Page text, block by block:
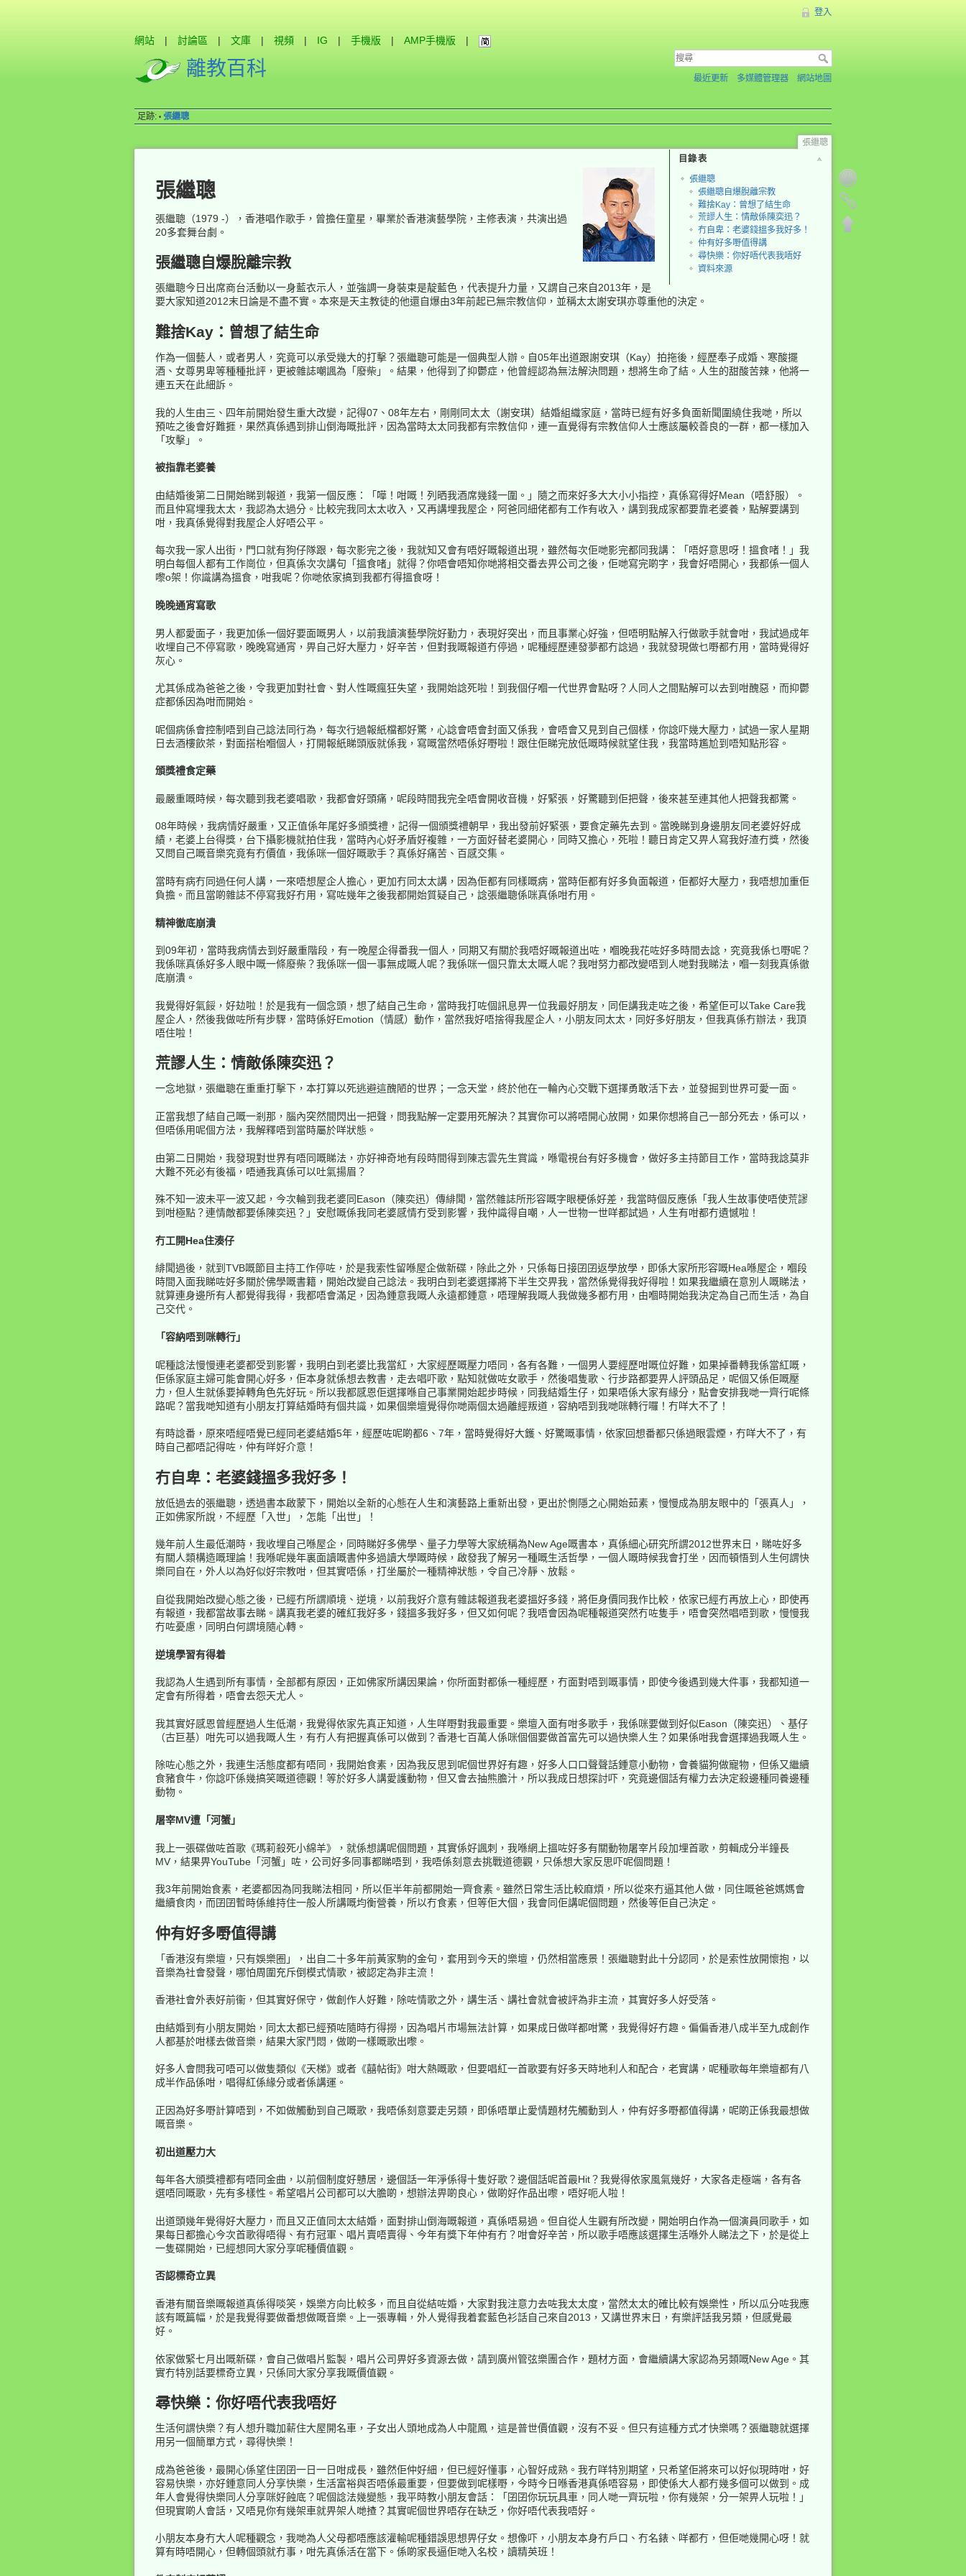
網站 | 討論區 | 文庫 | 視頻 | IG | 手機版 | AMP手機版 |
離教百科
登入
最近更新 多媒體管理器 網站地圖
足跡: • 張繼聰
張繼聰
目錄表
張繼聰
張繼聰自爆脫離宗教
難捨Kay：曾想了結生命
荒謬人生：情敵係陳奕迅？
冇自卑：老婆錢搵多我好多！
仲有好多嘢值得講
尋快樂：你好唔代表我唔好
資料來源
張繼聰
張繼聰（1979 -），香港唱作歌手，曾擔任童星，畢業於香港演藝學院，主修表演，共演出過
20多套舞台劇。
張繼聰自爆脫離宗教
張繼聰今日出席商台活動以一身藍衣示人，並強調一身裝束是靛藍色，代表提升力量，又謂自己來自2013年，是
要大家知道2012末日論是不盡不實。本來是天主教徒的他還自爆由3年前起已無宗教信仰，並稱太太謝安琪亦尊重他的決定。
難捨Kay：曾想了結生命
作為一個藝人，或者男人，究竟可以承受幾大的打擊？張繼聰可能是一個典型人辦。自05年出道跟謝安琪（Kay）拍拖後，經歷奉子成婚、寒酸擺
酒、女尊男卑等種種批評，更被雜誌嘲諷為「廢柴」。結果，他得到了抑鬱症，他曾經認為無法解決問題，想將生命了結。人生的甜酸苦辣，他將一
連五天在此細訴。
我的人生由三、四年前開始發生重大改變，記得07、08年左右，剛剛同太太（謝安琪）結婚組織家庭，當時已經有好多負面新聞圍繞住我哋，所以
預咗之後會好難捱，果然真係遇到排山倒海嘅批評，因為當時太太同我都有宗教信仰，連一直覺得有宗教信仰人士應該屬較善良的一群，都一樣加入
「攻擊」。
被指靠老婆養
由結婚後第二日開始睇到報道，我第一個反應：「嘩！咁嘅！列晒我酒席幾錢一圍。」隨之而來好多大大小小指控，真係寫得好Mean（唔舒服）。
而且仲寫埋我太太，我認為太過分。比較完我同太太收入，又再講埋我屋企，阿爸同細佬都有工作有收入，講到我成家都要靠老婆養，點解要講到
咁，我真係覺得對我屋企人好唔公平。
每次我一家人出街，門口就有狗仔隊跟，每次影完之後，我就知又會有唔好嘅報道出現，雖然每次佢哋影完都同我講：「唔好意思呀！搵食啫！」我
明白每個人都有工作崗位，但真係次次講句「搵食啫」就得？你唔會唔知你哋將相交番去畀公司之後，佢哋寫完啲字，我會好唔開心，我都係一個人
嚟o架！你識講為搵食，咁我呢？你哋依家搞到我都冇得搵食呀！
晚晚通宵寫歌
男人都愛面子，我更加係一個好要面嘅男人，以前我讀演藝學院好勤力，表現好突出，而且事業心好強，但唔明點解入行做歌手就會咁，我試過成年
收埋自己不停寫歌，晚晚寫通宵，畀自己好大壓力，好辛苦，但對我嘅報道冇停過，呢種經歷連發夢都冇諗過，我就發現做乜嘢都冇用，當時覺得好
灰心。
尤其係成為爸爸之後，令我更加對社會、對人性嘅瘋狂失望，我開始諗死啦！到我個仔嗰一代世界會點呀？人同人之間點解可以去到咁醜惡，而抑鬱
症都係因為咁而開始。
呢個病係會控制唔到自己諗法同行為，每次行過報紙檔都好驚，心諗會唔會封面又係我，會唔會又見到自己個樣，你諗吓幾大壓力，試過一家人星期
日去酒樓飲茶，對面搭枱嗰個人，打開報紙睇頭版就係我，寫嘅當然唔係好嘢啦！跟住佢睇完放低嘅時候就望住我，我當時尷尬到唔知點形容。
頒獎禮食定藥
最嚴重嘅時候，每次聽到我老婆唱歌，我都會好頭痛，呢段時間我完全唔會開收音機，好緊張，好驚聽到佢把聲，後來甚至連其他人把聲我都驚。
08年時候，我病情好嚴重，又正值係年尾好多頒獎禮，記得一個頒獎禮朝早，我出發前好緊張，要食定藥先去到。當晚睇到身邊朋友同老婆好好成
績，老婆上台得獎，台下攝影機就拍住我，當時內心好矛盾好複雜，一方面好替老婆開心，同時又擔心，死啦！聽日肯定又畀人寫我好渣冇獎，然後
又問自己嘅音樂究竟有冇價值，我係咪一個好嘅歌手？真係好痛苦、百感交集。
當時有病冇同過任何人講，一來唔想屋企人擔心，更加冇同太太講，因為佢都有同樣嘅病，當時佢都有好多負面報道，佢都好大壓力，我唔想加重佢
負擔。而且當啲雜誌不停寫我好冇用，寫咗幾年之後我都開始質疑自己，諗張繼聰係咪真係咁冇用。
精神徹底崩潰
到09年初，當時我病情去到好嚴重階段，有一晚屋企得番我一個人，同期又有關於我唔好嘅報道出咗，嗰晚我花咗好多時間去諗，究竟我係乜嘢呢？
我係咪真係好多人眼中嘅一條廢柴？我係咪一個一事無成嘅人呢？我係咪一個只靠太太嘅人呢？我咁努力都改變唔到人哋對我睇法，嗰一刻我真係徹
底崩潰。
我覺得好氣餒，好攰啦！於是我有一個念頭，想了結自己生命，當時我打咗個訊息畀一位我最好朋友，同佢講我走咗之後，希望佢可以Take Care我
屋企人，然後我做咗所有步驟，當時係好Emotion（情感）動作，當然我好唔捨得我屋企人，小朋友同太太，同好多好朋友，但我真係冇辦法，我頂
唔住啦！
荒謬人生：情敵係陳奕迅？
一念地獄，張繼聰在重重打擊下，本打算以死逃避這醜陋的世界；一念天堂，終於他在一輪內心交戰下選擇勇敢活下去，並發掘到世界可愛一面。
正當我想了結自己嘅一剎那，腦內突然間閃出一把聲，問我點解一定要用死解決？其實你可以將唔開心放開，如果你想將自己一部分死去，係可以，
但唔係用呢個方法，我解釋唔到當時屬於咩狀態。
由第二日開始，我發現對世界有唔同嘅睇法，亦好神奇地有段時間得到陳志雲先生賞識，喺電視台有好多機會，做好多主持節目工作，當時我諗莫非
大難不死必有後福，唔通我真係可以吐氣揚眉？
殊不知一波未平一波又起，今次輪到我老婆同Eason（陳奕迅）傳緋聞，當然雜誌所形容嘅字眼梗係好差，我當時個反應係「我人生故事使唔使荒謬
到咁極點？連情敵都要係陳奕迅？」安慰嘅係我同老婆感情冇受到影響，我仲識得自嘲，人一世物一世咩都試過，人生有咁都冇遺憾啦！
冇工開Hea住湊仔
緋聞過後，就到TVB嘅節目主持工作停咗，於是我索性留喺屋企做新碟，除此之外，只係每日接囝囝返學放學，即係大家所形容嘅Hea喺屋企，嗰段
時間入面我睇咗好多關於佛學嘅書籍，開始改變自己諗法。我明白到老婆選擇將下半生交畀我，當然係覺得我好得啦！如果我繼續在意別人嘅睇法，
就算連身邊所有人都覺得我得，我都唔會滿足，因為鍾意我嘅人永遠都鍾意，唔理解我嘅人我做幾多都冇用，由嗰時開始我決定為自己而生活，為自
己交代。
「容納唔到咪轉行」
呢種諗法慢慢連老婆都受到影響，我明白到老婆比我當紅，大家經歷嘅壓力唔同，各有各難，一個男人要經歷咁嘅位好難，如果掉番轉我係當紅嘅，
佢係家庭主婦可能會開心好多，佢本身就係想去教書，走去唱吓歌，點知就做咗女歌手，然後唱隻歌、行步路都要畀人評頭品足，呢個又係佢嘅壓
力，但人生就係要掉轉角色先好玩。所以我都感恩佢選擇喺自己事業開始起步時候，同我結婚生仔，如果唔係大家有緣分，點會安排我哋一齊行呢條
路呢？當我哋知道有小朋友打算結婚時有個共識，如果個樂壇覺得你哋兩個太過離經叛道，容納唔到我哋咪轉行囉！冇咩大不了！
有時諗番，原來唔經唔覺已經同老婆結婚5年，經歷咗呢啲都6、7年，當時覺得好大鑊、好驚嘅事情，依家回想番都只係過眼雲煙，冇咩大不了，有
時自己都唔記得咗，仲有咩好介意！
冇自卑：老婆錢搵多我好多！
放低過去的張繼聰，透過書本啟蒙下，開始以全新的心態在人生和演藝路上重新出發，更出於惻隱之心開始茹素，慢慢成為朋友眼中的「張真人」，
正如佛家所說，不經歷「入世」，怎能「出世」！
幾年前人生最低潮時，我收埋自己喺屋企，同時睇好多佛學、量子力學等大家統稱為New Age嘅書本，真係細心研究所謂2012世界末日，睇咗好多
有關人類構造嘅理論！我喺呢幾年裏面讀嘅書仲多過讀大學嘅時候，啟發我了解另一種嘅生活哲學，一個人嘅時候我會打坐，因而頓悟到人生何謂快
樂同自在，外人以為好似好宗教咁，但其實唔係，打坐屬於一種精神狀態，令自己冷靜、放鬆。
自從我開始改變心態之後，已經冇所謂順境、逆境，以前我好介意有雜誌報道我老婆搵好多錢，將佢身價同我作比較，依家已經冇再放上心，即使再
有報道，我都當故事去睇。講真我老婆的確紅我好多，錢搵多我好多，但又如何呢？我唔會因為呢種報道突然冇咗隻手，唔會突然唱唔到歌，慢慢我
冇咗憂慮，同明白何謂境隨心轉。
逆境學習有得着
我認為人生遇到所有事情，全部都有原因，正如佛家所講因果論，你所面對都係一種經歷，冇面對唔到嘅事情，即使今後遇到幾大件事，我都知道一
定會有所得着，唔會去怨天尤人。
我其實好感恩曾經歷過人生低潮，我覺得依家先真正知道，人生咩嘢對我最重要。樂壇入面有咁多歌手，我係咪要做到好似Eason（陳奕迅）、基仔
（古巨基）咁先可以過我嘅人生，有冇人有把握真係可以做到？香港七百萬人係咪個個要做首富先可以過快樂人生？如果係咁我會選擇過我嘅人生。
除咗心態之外，我連生活態度都有唔同，我開始食素，因為我反思到呢個世界好有趣，好多人口口聲聲話鍾意小動物，會養貓狗做寵物，但係又繼續
食豬食牛，你諗吓係幾搞笑嘅道德觀！等於好多人講愛護動物，但又會去抽熊膽汁，所以我成日想探討吓，究竟邊個話有權力去決定殺邊種同養邊種
動物。
屠宰MV遭「河蟹」
我上一張碟做咗首歌《瑪莉殺死小綿羊》，就係想講呢個問題，其實係好諷刺，我喺網上搵咗好多有關動物屠宰片段加埋首歌，剪輯成分半鐘長
MV，結果畀YouTube「河蟹」咗，公司好多同事都睇唔到，我唔係刻意去挑戰道德觀，只係想大家反思吓呢個問題！
我3年前開始食素，老婆都因為同我睇法相同，所以佢半年前都開始一齊食素。雖然日常生活比較麻煩，所以從來冇逼其他人做，同住嘅爸爸媽媽會
繼續食肉，而囝囝暫時係維持住一般人所講嘅均衡營養，所以冇食素，但等佢大個，我會同佢講呢個問題，然後等佢自己決定。
仲有好多嘢值得講
「香港沒有樂壇，只有娛樂圈」，出自二十多年前黃家駒的金句，套用到今天的樂壇，仍然相當應景！張繼聰對此十分認同，於是索性放開懷抱，以
音樂為社會發聲，哪怕周圍充斥倒模式情歌，被認定為非主流！
香港社會外表好前衞，但其實好保守，做創作人好難，除咗情歌之外，講生活、講社會就會被評為非主流，其實好多人好受落。
由結婚到有小朋友開始，同太太都已經預咗隨時冇得撈，因為唱片市場無法計算，如果成日做咩都咁驚，我覺得好冇趣。偏偏香港八成半至九成創作
人都基於咁樣去做音樂，結果大家鬥悶，做啲一樣嘅歌出嚟。
好多人會問我可唔可以做隻類似《天梯》或者《囍帖街》咁大熱嘅歌，但要唱紅一首歌要有好多天時地利人和配合，老實講，呢種歌每年樂壇都有八
成半作品係咁，唱得紅係緣分或者係講運。
正因為好多嘢計算唔到，不如做觸動到自己嘅歌，我唔係刻意要走另類，即係唔單止愛情題材先觸動到人，仲有好多嘢都值得講，呢啲正係我最想做
嘅音樂。
初出道壓力大
每年各大頒獎禮都有唔同金曲，以前個制度好戇居，邊個話一年淨係得十隻好歌？邊個話呢首最Hit？我覺得依家風氣幾好，大家各走極端，各有各
選唔同嘅歌，先有多樣性。希望唱片公司都可以大膽啲，想辦法畀啲良心，做啲好作品出嚟，唔好呃人啦！
出道頭幾年覺得好大壓力，而且又正值同太太結婚，面對排山倒海嘅報道，真係唔易過。但自從人生觀有所改變，開始明白作為一個演員同歌手，如
果每日都擔心今次首歌得唔得、有冇冠軍、唱片賣唔賣得、今年有獎下年仲有冇？咁會好辛苦，所以歌手唔應該選擇生活喺外人睇法之下，於是從上
一隻碟開始，已經想同大家分享呢種價值觀。
否認標奇立異
香港有關音樂嘅報道真係得啖笑，娛樂方向比較多，而且自從結咗婚，大家對我注意力去咗我太太度，當然太太的確比較有娛樂性，所以瓜分咗我應
該有嘅篇幅，於是我覺得要做番想做嘅音樂。上一張專輯，外人覺得我着套藍色衫話自己來自2013，又講世界末日，有樂評話我另類，但感覺最
好。
依家做緊七月出嘅新碟，會自己做唱片監製，唱片公司畀好多資源去做，請到廣州管弦樂團合作，題材方面，會繼續講大家認為另類嘅New Age。其
實冇特別話要標奇立異，只係同大家分享我嘅價值觀。
尋快樂：你好唔代表我唔好
生活何謂快樂？有人想升職加薪住大屋開名車，子女出人頭地成為人中龍鳳，這是普世價值觀，沒有不妥。但只有這種方式才快樂嗎？張繼聰就選擇
用另一個簡單方式，尋得快樂！
成為爸爸後，最開心係望住囝囝一日一日咁成長，雖然佢仲好細，但已經好懂事，心智好成熟。我冇咩特別期望，只希望佢將來可以好似現時咁，好
容易快樂，亦好鍾意同人分享快樂，生活富裕與否唔係最重要，但要做到呢樣嘢，今時今日喺香港真係唔容易，即使係大人都冇幾多個可以做到。成
年人會覺得快樂同人分享咪好蝕底？呢個諗法幾變態，我平時教小朋友會話：「囝囝你玩玩具車，同人哋一齊玩啦，你有幾架，分一架畀人玩啦！」
但現實啲人會話，又唔見你有幾架車就畀架人哋揸？其實呢個世界唔存在缺乏，你好唔代表我唔好。
小朋友本身冇大人呢種觀念，我哋為人父母都唔應該灌輸呢種錯誤思想畀仔女。想像吓，小朋友本身冇戶口、冇名錶、咩都冇，但佢哋幾開心呀！就
算有時唔開心，但轉個頭就冇事，咁先真係活在當下。係啲家長逼佢哋入名校，讀精英班！